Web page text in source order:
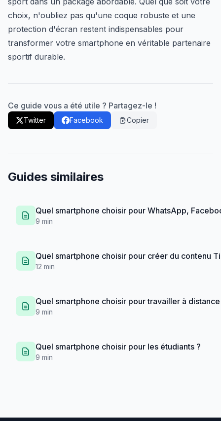
choix, n'oubliez pas qu'une coque robuste et une
protection d'écran restent indispensables pour
transformer votre smartphone en véritable partenaire
sportif durable.
Ce guide vous a été utile ? Partagez-le !
Twitter Facebook Copier
Guides similaires
Quel smartphone choisir pour WhatsApp,
9 min
Quel smartphone choisir pour créer du contenu
12 min
Quel smartphone choisir pour travailler à
9 min
Quel smartphone choisir pour les étudiants ?
9 min